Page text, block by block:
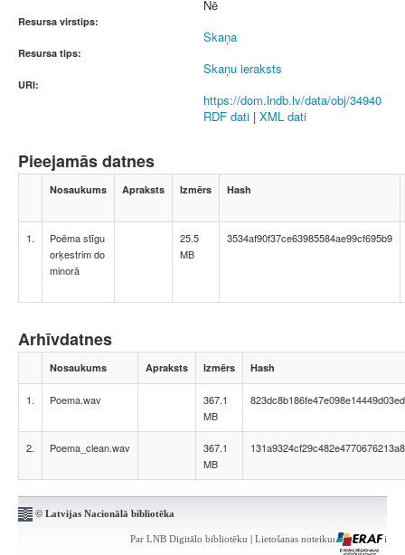
Nē
Resursa virstips:
Skaņa
Resursa tips:
Skaņu ieraksts
URI:
https://dom.lndb.lv/data/obj/34940
RDF dati | XML dati
Pieejamās datnes
Nosaukums Apraksts Izmērs Hash
1.
Poēma stīgu
orķestrim do
minorā
25.5
MB
3534af90f37ce63985584ae99cf695b9
Arhīvdatnes
Nosaukums Apraksts Izmērs Hash
1. Poema.wav
367.1
MB
2. Poema_clean.wav
367.1
MB
© Latvijas Nacionālā bibliotēka
Par LNB Digitālo bibliotēku | Lietošanas noteikumi | Kontakti